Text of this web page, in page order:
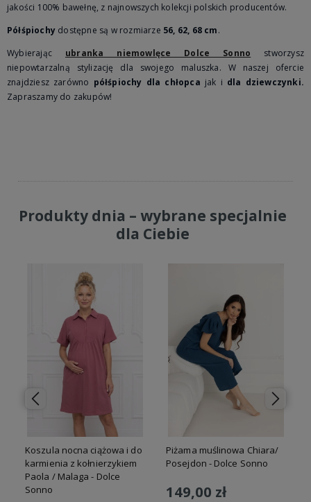
jakości 100% bawełnę, z najnowszych kolekcji polskich producentów.
Półśpiochy dostępne są w rozmiarze 56, 62, 68 cm.
Wybierając ubranka niemowlęce Dolce Sonno stworzysz
niepowtarzalną stylizację dla swojego maluszka. W naszej ofercie
znajdziesz zarówno półśpiochy dla chłopca jak i dla dziewczynki.
Zapraszamy do zakupów!
Produkty dnia – wybrane specjalnie
dla Ciebie
Koszula nocna ciążowa i do
karmienia z kołnierzykiem
Paola / Malaga - Dolce
Sonno
Piżama muślinowa Chiara/
Posejdon - Dolce Sonno
149,00 zł